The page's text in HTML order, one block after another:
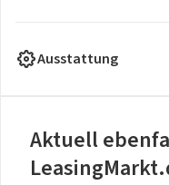
Ausstattung
Aktuell